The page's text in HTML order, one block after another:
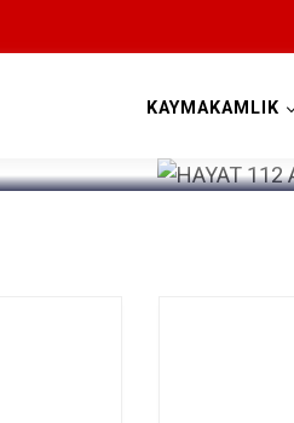
KAYMAKAMLIK